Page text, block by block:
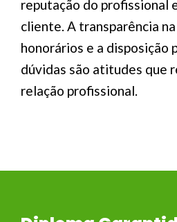
reputação do profissional
cliente. A transparência
honorários e a disposição
dúvidas são atitudes que
relação profissional.